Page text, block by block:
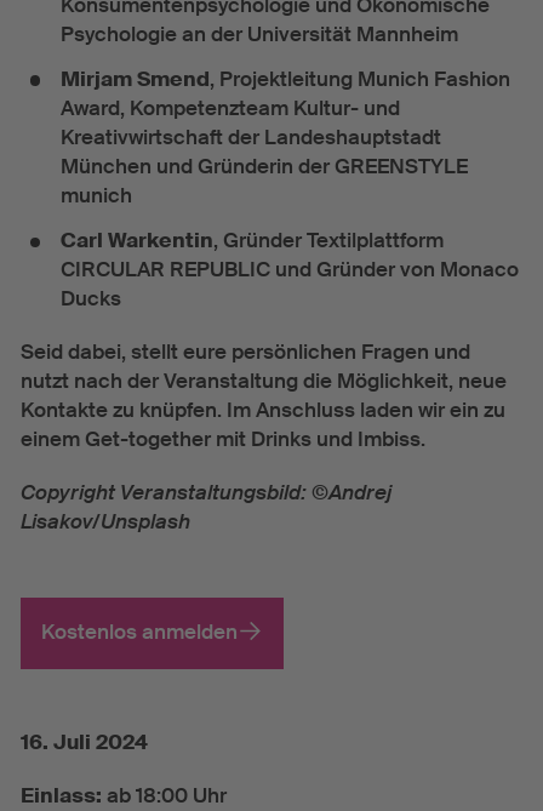
Konsumentenpsychologie und Ökonomische
Psychologie an der Universität Mannheim
Mirjam Smend, Projektleitung Munich Fashion
Award, Kompetenzteam Kultur- und
Kreativwirtschaft der Landeshauptstadt
München und Gründerin der GREENSTYLE
munich
Carl Warkentin, Gründer Textilplattform
CIRCULAR REPUBLIC und Gründer von Monaco
Ducks
Seid dabei, stellt eure persönlichen Fragen und
nutzt nach der Veranstaltung die Möglichkeit, neue
Kontakte zu knüpfen. Im Anschluss laden wir ein zu
einem Get-together mit Drinks und Imbiss.
Copyright Veranstaltungsbild: ©Andrej
Lisakov/Unsplash
Kostenlos anmelden
16. Juli 2024
Einlass: ab 18:00 Uhr